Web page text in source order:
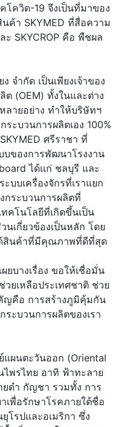
โควิด-19 จึงเป็นที่มาของ
ค้า SKYMED ที่สื่อความ
SKYCROP คือ พืชผล
จำกัด เป็นเพียงเจ้าของ
ต (OEM) ทั้งในและต่าง
ลายอย่าง ทำให้บริษัทฯ
ะบวนการผลิตเอง 100%
ศรีราชา ที่
บของการพัฒนาโรงงาน
ได้แก่ ชลบุรี และ
บบเครื่องจักรที่เราแยก
ระบวนการผลิตที่
คโนโลยีที่เกิดขึ้นเป็น
เกี่ยวข้องเป็นหลัก โดย
สินค้าที่มีคุณภาพที่ดีที่สุด
ยบางเรื่อง ขอให้เชื่อมั่น
ยเหลือประเทศชาติ ช่วย
ญคือ การสร้างภูมิคุ้มกัน
ะบวนการผลิตของเรา
แผนตะวันออก (Oriental
ไพรไทย อาทิ ฟ้าทะลาย
ดำ กัญชา รวมทั้ง การ
พื่อรักษาโรคภายใต้ชื่อ
โรปและอเมริกา ซึ่ง